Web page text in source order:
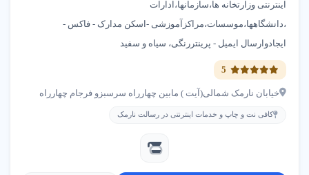
اینترنتی وزارتخانه ها،سازمانها،ادارات
،دانشگاهها،موسسات،مراکزآموزشی -اسکن مدارک - فاکس -
ایجادوارسال ایمیل - پرینتررنگی، سیاه و سفید
خیابان نارمک شمالی(آیت ) مابین چهارراه سرسبزو فرجام چهارراه
کافی نت و چاپ و خدمات اینترنتی در رسالت نارمک